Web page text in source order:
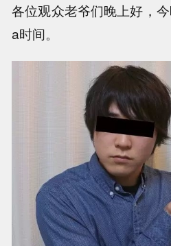
各位观众老爷们晚上好，
a时间。